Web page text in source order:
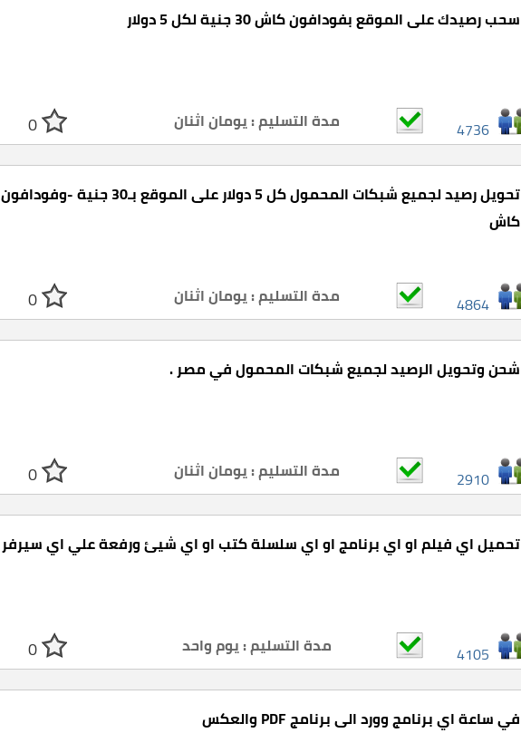
سحب رصيدك على الموقع بفودافون كاش 30 جنية لكل 5 دولار
0 مدة التسليم : يومان اثنان 4736
تحويل رصيد لجميع شبكات المحمول كل 5 دولار على الموقع بـ30 جنية -وفودافون
كاش
0 مدة التسليم : يومان اثنان 4864
شحن وتحويل الرصيد لجميع شبكات المحمول في مصر .
0 مدة التسليم : يومان اثنان 2910
تحميل اي فيلم او اي برنامج او اي سلسلة كتب او اي شيئ ورفعة علي اي سيرفر
0 مدة التسليم : يوم واحد 4105
في ساعة اي برنامج وورد الى برنامج PDF والعكس